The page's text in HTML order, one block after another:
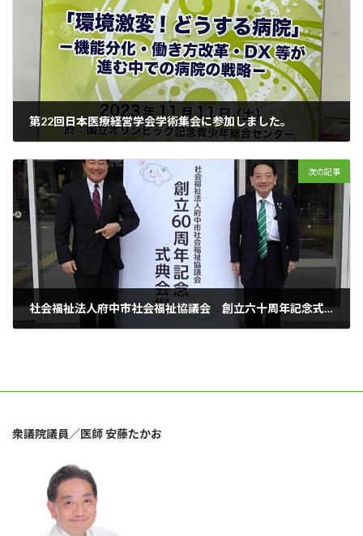
第22回日本医療経営学会学術集会に参加しました。
次の記事
社会福祉法人府中市社会福祉協議会 創立六十周年記念式典に参加させていただきました。
衆議院議員／医師 安藤たかお